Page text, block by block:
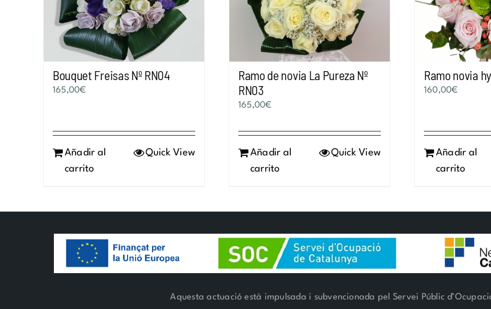
Bouquet Freisas Nº RN04
165,00€
Añadir al
carrito
Quick View
Ramo de novia La Pureza Nº
RN03
165,00€
Añadir al
carrito
Quick View
Ramo novia
160,00€
Añadir al
carrito
Aquesta actuació està impulsada i subvencionada pel Servei Públic